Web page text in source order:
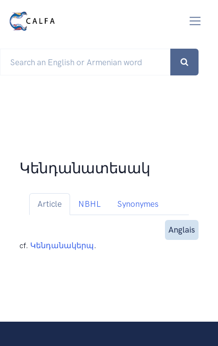
Կենդանատեսակ
Article NBHL Synonymes
Anglais
cf. Կենդանակերպ.